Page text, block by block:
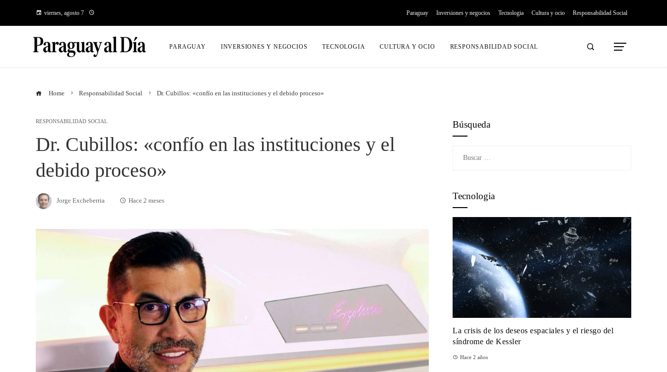
viernes, agosto 7 Paraguay Inversiones y negocios Tecnologia Cultura y ocio Responsabilidad Social
PARAGUAY INVERSIONES Y NEGOCIOS TECNOLOGIA CULTURA Y OCIO RESPONSABILIDAD SOCIAL
Home Responsabilidad Social Dr. Cubillos: «confío en las instituciones y el debido proceso»
RESPONSABILIDAD SOCIAL
Dr. Cubillos: «confío en las instituciones y el
debido proceso»
Jorge Excheberria Hace 2 meses
Búsqueda
Tecnologia
La crisis de los deseos espaciales y el riesgo del
síndrome de Kessler
Hace 2 años